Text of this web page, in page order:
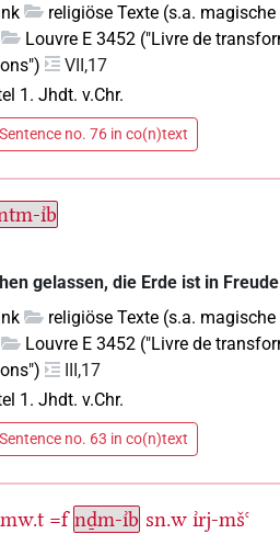
religiöse Texte (s.a.
Louvre E 3452 ("Livre de
VII,17
1. Jhdt. v.Chr.
Sentence no. 76 in co(n)text
ı͗b
gelassen, die Erde ist in
religiöse Texte (s.a.
Louvre E 3452 ("Livre de
III,17
1. Jhdt. v.Chr.
Sentence no. 63 in co(n)text
mw.t =f nḏm-ı͗b sn.w ı͗rj-mšꜥ